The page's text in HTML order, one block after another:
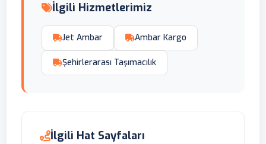
İlgili Hizmetlerimiz
Jet Ambar Ambar Kargo
Şehirlerarası Taşımacılık
İlgili Hat Sayfaları